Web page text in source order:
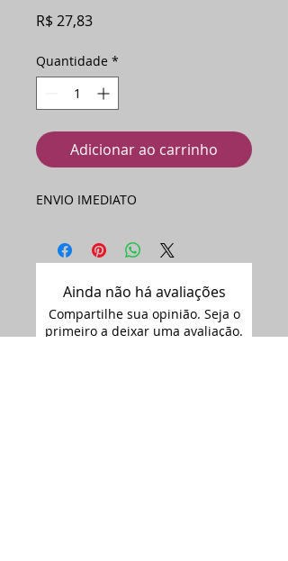
R$ 27,83Preço
Quantidade *
Adicionar ao carrinho
ENVIO IMEDIATO
Ainda não há avaliações
Compartilhe sua opinião. Seja o
primeiro a deixar uma avaliação.